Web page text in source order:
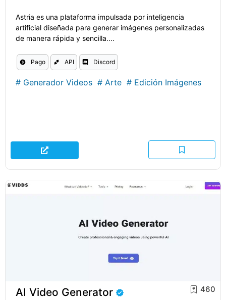
Astria es una plataforma impulsada por inteligencia
artificial diseñada para generar imágenes personalizadas
de manera rápida y sencilla....
Pago API Discord
# Generador Videos # Arte # Edición Imágenes
AI Video Generator 460